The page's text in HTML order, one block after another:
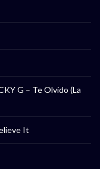
G – Te Olvido (La
It